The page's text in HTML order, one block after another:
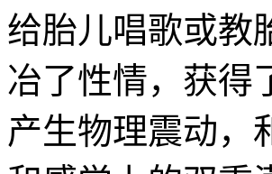
给胎儿唱歌或教
冶了性情，获得
产生物理震动，